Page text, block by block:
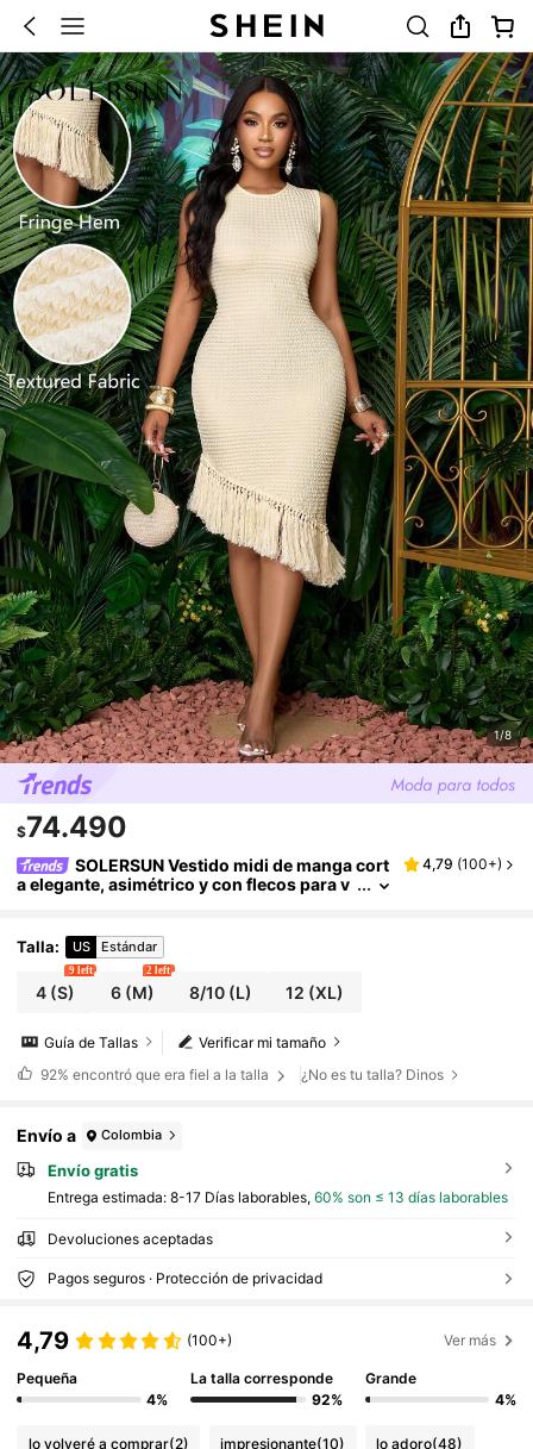
1/8
$74.490
SOLERSUN Vestido midi de manga cort
a elegante, asimétrico y con flecos para v
4,79 (100+)
Talla: US Estándar
4 (S)
9 left
6 (M)
2 left
8/10(L) 12 (XL)
Verificar mi tamaño
Guía de Tallas
92% encontró que era fiel a la talla ¿No es tu talla? Dinos
Envío a Colombia
Envío gratis
Entrega estimada: 8-17 Días laborables, 60% son ≤ 13 días laborables
Devoluciones aceptadas
Pagos seguros · Protección de privacidad
4,79 (100+) Ver más
Pequeña
4%
La talla corresponde
92%
Grande
4%
lo volveré a comprar(2) impresionante(10) lo adoro(48)